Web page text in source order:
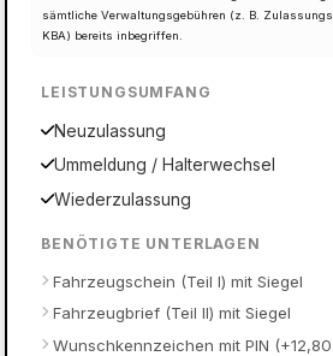
sämtliche Verwaltungsgebühren (z. B.
KBA) bereits inbegriffen.
LEISTUNGSUMFANG
Neuzulassung
Ummeldung / Halterwechsel
Wiederzulassung
BENÖTIGTE UNTERLAGEN
Fahrzeugschein (Teil I) mit Siegel
Fahrzeugbrief (Teil II) mit Siegel
Wunschkennzeichen mit PIN